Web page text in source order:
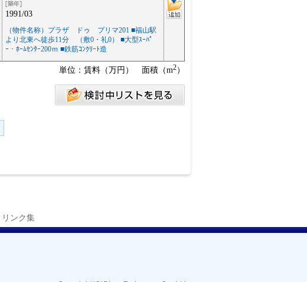
1991/03
（物件名称）プラザ ドゥ プリマ201 ■福山駅
より北東へ徒歩11分 （敷0・礼0） ■大型ｽｰﾊﾟ
ｰ・ﾎｰﾑｾﾝﾀｰ200ｍ ■鉄筋ｺﾝｸﾘｰﾄ造
単位：賃料（万円） 面積（m2）
リンク集